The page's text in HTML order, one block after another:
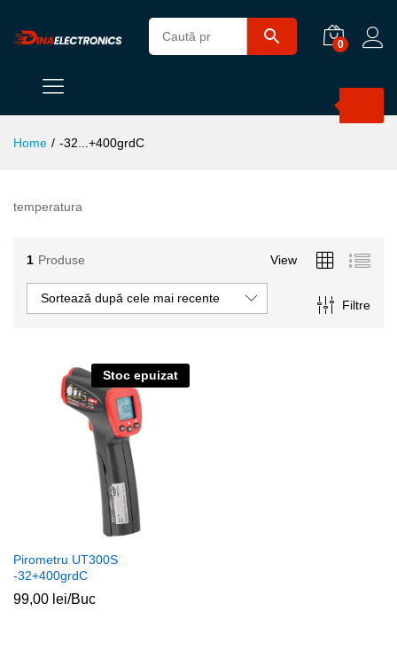
0
Home / -32...+400grdC
temperatura
1 Produse View
Filtre
Sortează după cele mai recente
Stoc epuizat
Pirometru UT300S
-32+400grdC
99,00 lei/Buc